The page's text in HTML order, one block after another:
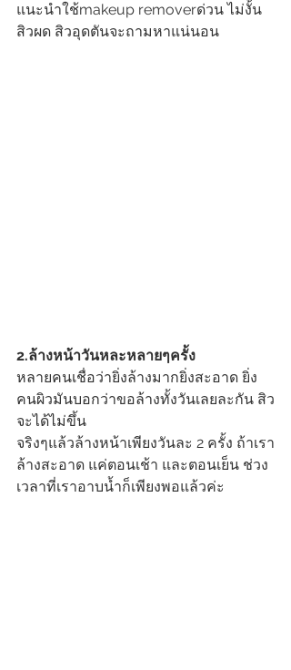
แนะนำใช้makeup removerด่วน ไม่งั้น
สิวผด สิวอุดตันจะถามหาแน่นอน
2.ล้างหน้าวันหละหลายๆครั้ง
หลายคนเชื่อว่ายิ่งล้างมากยิ่งสะอาด ยิ่ง
คนผิวมันบอกว่าขอล้างทั้งวันเลยละกัน สิว
จะได้ไม่ขึ้น
จริงๆแล้วล้างหน้าเพียงวันละ 2 ครั้ง ถ้าเรา
ล้างสะอาด แค่ตอนเช้า และตอนเย็น ช่วง
เวลาที่เราอาบน้ำก็เพียงพอแล้วค่ะ